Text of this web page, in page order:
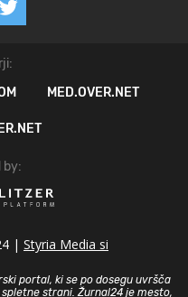
MED.OVER.NET
by:
| Styria Media si
portal, ki se po dosegu uvršča
strani. Žurnal24 je mesto,